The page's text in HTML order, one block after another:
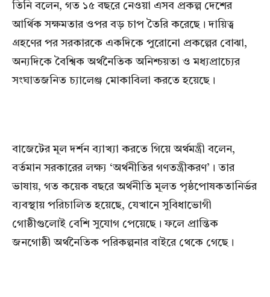
তিনি বলেন, গত ১৫ বছরে নেওয়া এসব প্রকল্প দেশের
আর্থিক সক্ষমতার ওপর বড় চাপ তৈরি করেছে। দায়িত্ব
গ্রহণের পর সরকারকে একদিকে পুরোনো প্রকল্পের বোঝা,
অন্যদিকে বৈশ্বিক অর্থনৈতিক অনিশ্চয়তা ও মধ্যপ্রাচ্যের
সংঘাতজনিত চ্যালেঞ্জ মোকাবিলা করতে হয়েছে।
বাজেটের মূল দর্শন ব্যাখ্যা করতে গিয়ে অর্থমন্ত্রী বলেন,
বর্তমান সরকারের লক্ষ্য ‘অর্থনীতির গণতন্ত্রীকরণ’। তার
ভাষায়, গত কয়েক বছরে অর্থনীতি মূলত পৃষ্ঠপোষকতানির্ভর
ব্যবস্থায় পরিচালিত হয়েছে, যেখানে সুবিধাভোগী
গোষ্ঠীগুলোই বেশি সুযোগ পেয়েছে। ফলে প্রান্তিক
জনগোষ্ঠী অর্থনৈতিক পরিকল্পনার বাইরে থেকে গেছে।